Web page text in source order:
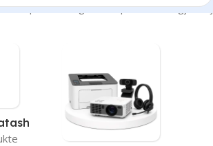
shfaqen 1–12 nga 1327 përfundime gjithsej